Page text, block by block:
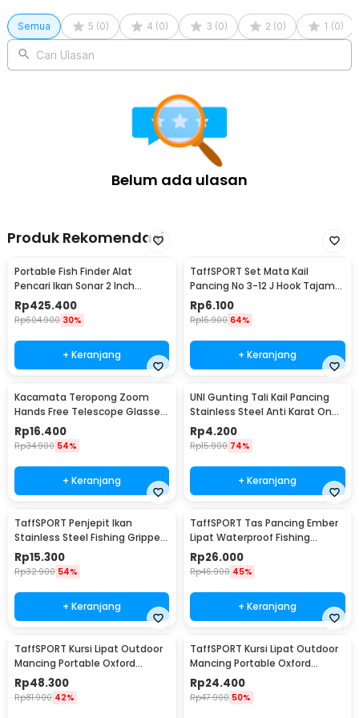
1 x Panduan Penggunaan
Semua 5 (0) 4 (0) 3 (0) 2 (0) 1 (0)
Cari Ulasan
Belum ada ulasan
Produk Rekomendasi
Portable Fish Finder Alat
Pencari Ikan Sonar 2 Inch
Display 100M - TL-88E
Rp425.400
Rp604.900 30%
+ Keranjang
TaffSPORT Set Mata Kail
Pancing No 3-12 J Hook Tajam
70 PCS with Box - 94151-BE
Rp6.100
Rp16.900 64%
+ Keranjang
Kacamata Teropong Zoom
Hands Free Telescope Glasses
untuk Fishing - HG00117
Rp16.400
Rp34.900 54%
+ Keranjang
UNI Gunting Tali Kail Pancing
Stainless Steel Anti Karat One
Hand - 7261
Rp4.200
Rp15.900 74%
+ Keranjang
TaffSPORT Penjepit Ikan
Stainless Steel Fishing Gripper
Anti Karat - YS05
Rp15.300
Rp32.900 54%
+ Keranjang
TaffSPORT Tas Pancing Ember
Lipat Waterproof Fishing
Bucket
Rp26.000
Rp46.900 45%
+ Keranjang
TaffSPORT Kursi Lipat Outdoor
Mancing Portable Oxford
Folding Chair - ZDY01
Rp48.300
Rp81.900 42%
TaffSPORT Kursi Lipat Outdoor
Mancing Portable Oxford
Folding Chair - A0003
Rp24.400
Rp47.900 50%